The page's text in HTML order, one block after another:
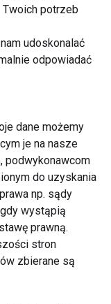
jeść w
kuchni
potrzeb
udoskonalać
odpowiadać
dane możemy
je na nasze
podwykonawcom
do uzyskania
np. sądy
wystąpią
prawną.
stron
zbierane są